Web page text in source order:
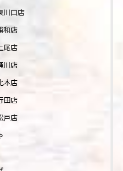
川口店
和店
尾店
川店
本店
田店
戸店